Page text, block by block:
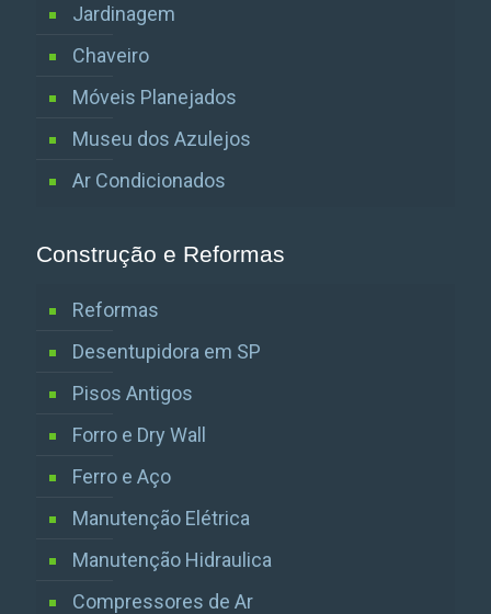
Jardinagem
Chaveiro
Móveis Planejados
Museu dos Azulejos
Ar Condicionados
Construção e Reformas
Reformas
Desentupidora em SP
Pisos Antigos
Forro e Dry Wall
Ferro e Aço
Manutenção Elétrica
Manutenção Hidraulica
Compressores de Ar